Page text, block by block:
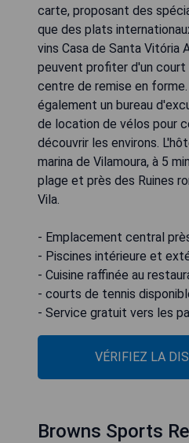
carte, proposant des
que des plats
vins Casa de Santa Vitória
peuvent profiter d'un court
centre de remise en
également un bureau
de location de vélos pour
découvrir les environs.
marina de Vilamoura, à 5
plage et près des Ruines
Vila.
- Emplacement central
- Piscines intérieure et
- Cuisine raffinée au
- courts de tennis
- Service gratuit vers les
VÉRIFIEZ LA
Browns Sports